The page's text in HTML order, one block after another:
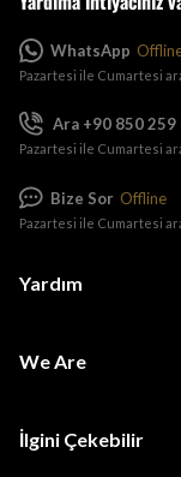
Yardım
We Are
İlgini Çekebilir
WhatsApp
Pazartesi ile Cumartesi
Ara +90 850 259
Pazartesi ile Cumartesi
Bize Sor Offline
Pazartesi ile Cumartesi